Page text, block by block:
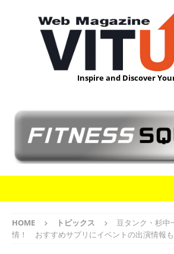
Inspire and Discover
HOME トピックス
豆タンク・杉中
情！ おすすめサプリにイベントの出演情報も